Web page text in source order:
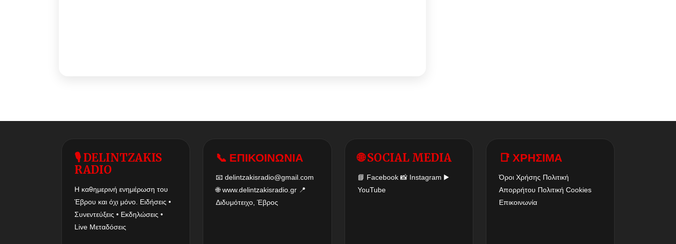
🎙 DELINTZAKIS
RADIO
Η καθημερινή ενημέρωση του
Έβρου και όχι μόνο. Ειδήσεις •
Συνεντεύξεις • Εκδηλώσεις •
Live Μεταδόσεις
📞 ΕΠΙΚΟΙΝΩΝΙΑ
📧delintzakisradio@gmail.com
🌐www.delintzakisradio.gr 📍
Διδυμότειχο, Έβρος
🌐 SOCIAL MEDIA
📘 Facebook📸 Instagram ▶️
YouTube
📑 ΧΡΗΣΙΜΑ
Όροι Χρήσης Πολιτική
Απορρήτου Πολιτική Cookies
Επικοινωνία